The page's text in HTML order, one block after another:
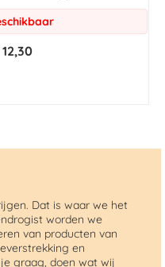
Dat is waar we het
worden we
van producten van
en
graag, doen wat wij